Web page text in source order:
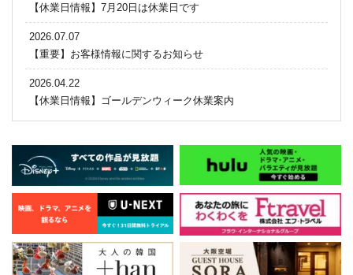
【休業日情報】7月20日は休業日です
2026.07.07
【重要】お客様情報に関するお知らせ
2026.04.22
【休業日情報】ゴールデンウィーク休業案内